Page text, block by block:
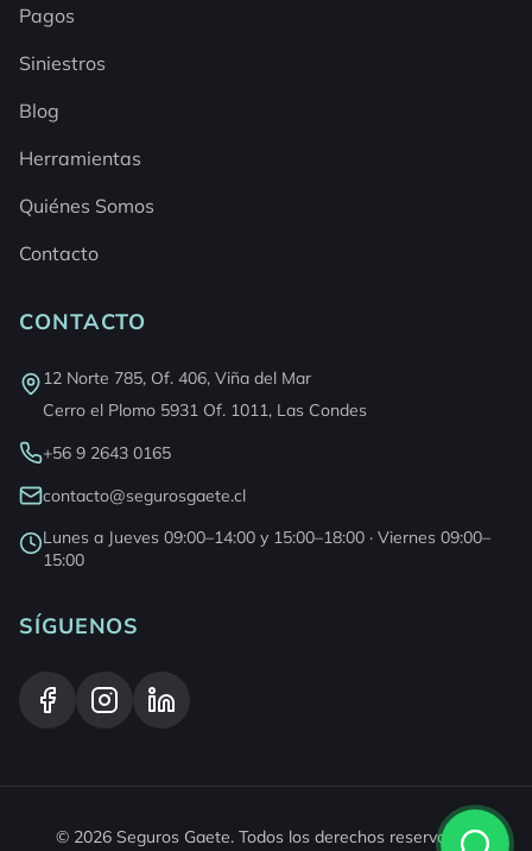
Pagos
Siniestros
Blog
Herramientas
Quiénes Somos
Contacto
CONTACTO
12 Norte 785, Of. 406, Viña del Mar
Cerro el Plomo 5931 Of. 1011, Las Condes
+56 9 2643 0165
contacto@segurosgaete.cl
Lunes a Jueves 09:00–14:00 y 15:00–18:00 · Viernes 09:00–
15:00
SÍGUENOS
© 2026 Seguros Gaete. Todos los derechos reservados.